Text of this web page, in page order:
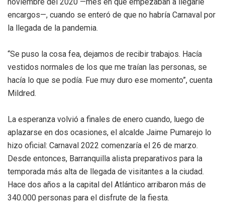
encargos—, cuando se enteró de que no habría Carnaval por
la llegada de la pandemia.
“Se puso la cosa fea, dejamos de recibir trabajos. Hacía
vestidos normales de los que me traían las personas, se
hacía lo que se podía. Fue muy duro ese momento”, cuenta
Mildred.
La esperanza volvió a finales de enero cuando, luego de
aplazarse en dos ocasiones, el alcalde Jaime Pumarejo lo
hizo oficial: Carnaval 2022 comenzaría el 26 de marzo.
Desde entonces, Barranquilla alista preparativos para la
temporada más alta de llegada de visitantes a la ciudad.
Hace dos años a la capital del Atlántico arribaron más de
340.000 personas para el disfrute de la fiesta.